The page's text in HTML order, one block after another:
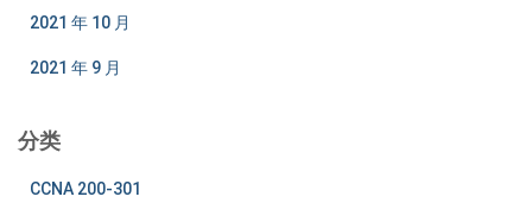
2021 年 10 月
2021 年 9 月
分类
CCNA 200-301